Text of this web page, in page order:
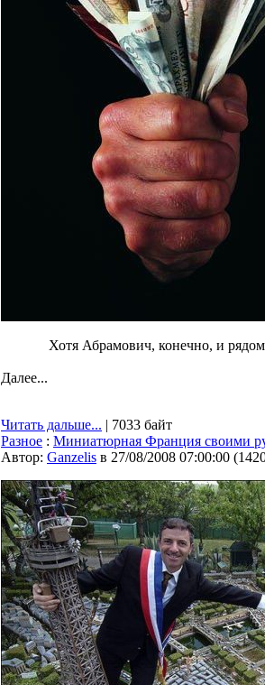
Хотя Абрамович, конечно, и
Далее...
Читать дальше... | 7033 байт
Разное : Миниатюрная Франция своими
Автор: Ganzelis в 27/08/2008 07:00:00 (